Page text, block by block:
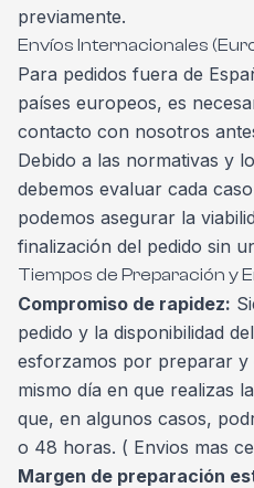
previamente.
Envíos Internacionales
Para pedidos fuera de
países europeos, es
contacto con nosotros
Debido a las normativas y
debemos evaluar cada
podemos asegurar la
finalización del pedido sin
Tiempos de Preparación y
Compromiso de rapidez:
pedido y la disponibilidad
esforzamos por preparar y
mismo día en que realizas
que, en algunos casos,
o 48 horas. ( Envios mas
Margen de preparación